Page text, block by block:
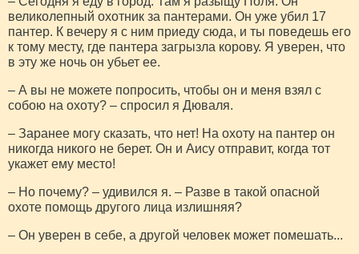
великолепный охотник за пантерами. Он уже убил 17
пантер. К вечеру я с ним приеду сюда, и ты поведешь его
к тому месту, где пантера загрызла корову. Я уверен, что
в эту же ночь он убьет ее.
– А вы не можете попросить, чтобы он и меня взял с
собою на охоту? – спросил я Дюваля.
– Заранее могу сказать, что нет! На охоту на пантер он
никогда никого не берет. Он и Аису отправит, когда тот
укажет ему место!
– Но почему? – удивился я. – Разве в такой опасной
охоте помощь другого лица излишняя?
– Он уверен в себе, а другой человек может помешать...